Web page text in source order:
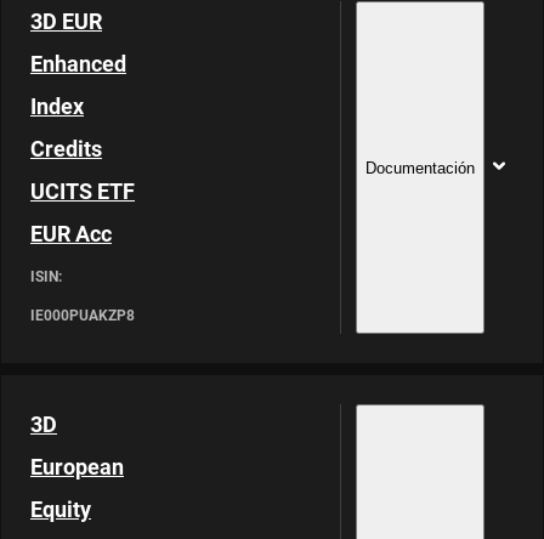
3D EUR
Enhanced
Index
Credits
UCITS ETF
EUR Acc
ISIN:
IE000PUAKZP8
Documentación
3D
European
Equity